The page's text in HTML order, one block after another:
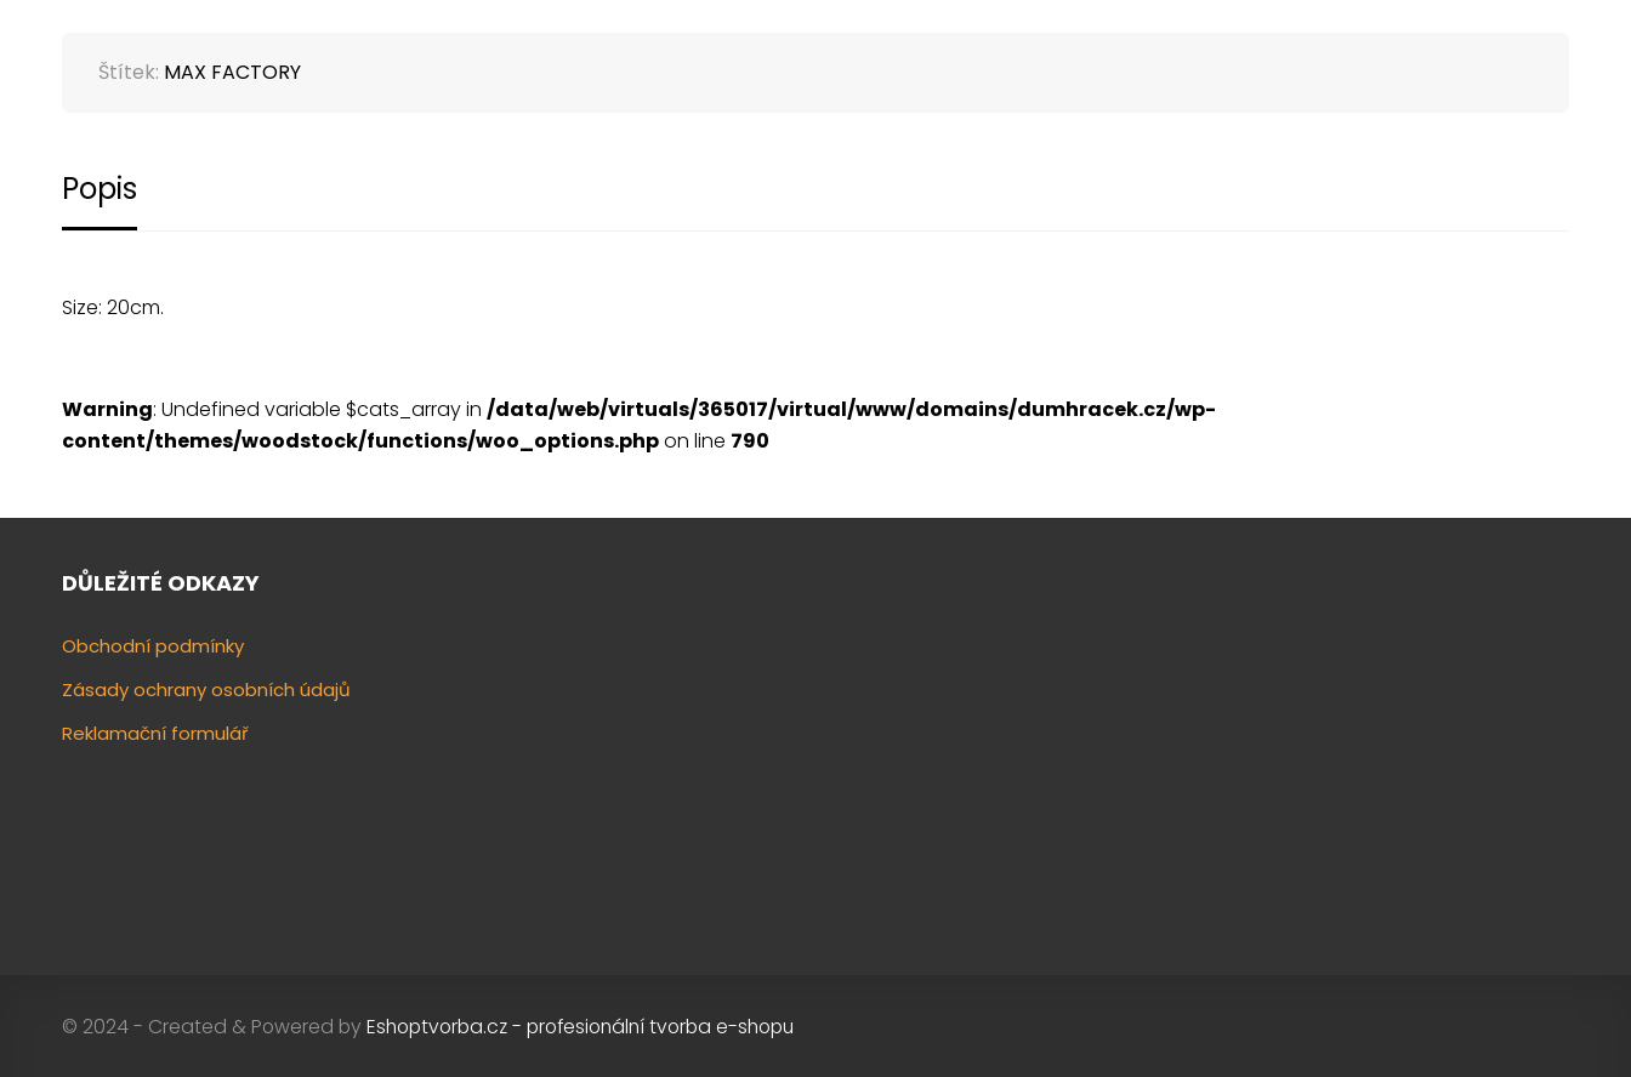
Štítek: MAX FACTORY
Popis
Size: 20cm.
Warning: Undefined variable $cats_array in /data/web/virtuals/365017/virtual/www/domains/dumhracek.cz/wp-
content/themes/woodstock/functions/woo_options.phpon line 790
DŮLEŽITÉ ODKAZY
Obchodní podmínky
Zásady ochrany osobních údajů
Reklamační formulář
© 2024 - Created & Powered by Eshoptvorba.cz - profesionální tvorba e-shopu